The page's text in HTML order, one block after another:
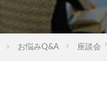
お悩みQ&A 座談会